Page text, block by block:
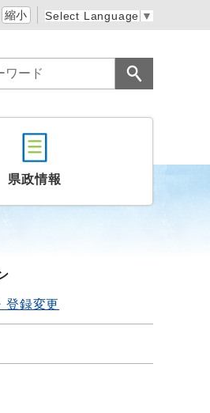
縮小 Select Language ▼
県政情報
登録変更